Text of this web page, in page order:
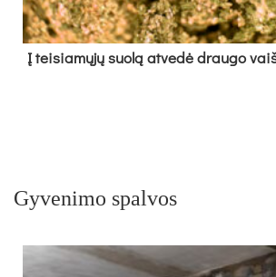
Į tei­sia­mų­jų suo­lą at­ve­dė drau­go
Gyvenimo spalvos